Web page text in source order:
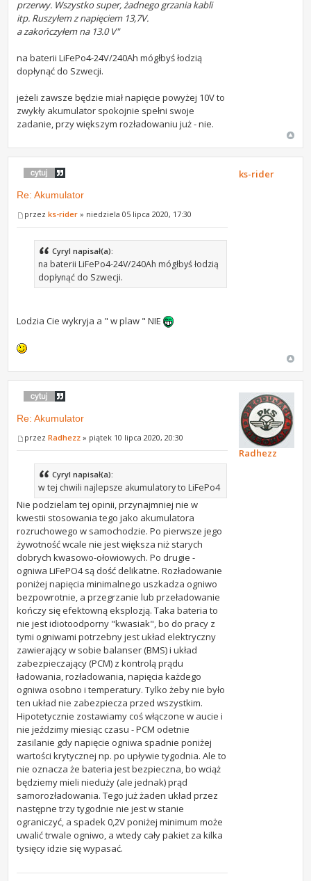
przerwy. Wszystko super, żadnego grzania kabli
itp. Ruszyłem z napięciem 13,7V.
a zakończyłem na 13.0 V"
na baterii LiFePo4-24V/240Ah mógłbyś łodzią
dopłynąć do Szwecji.
jeżeli zawsze będzie miał napięcie powyżej 10V to
zwykły akumulator spokojnie spełni swoje
zadanie, przy większym rozładowaniu już - nie.
Re: Akumulator
przezks-rider » niedziela 05 lipca 2020, 17:30
Cyryl napisał(a):
na baterii LiFePo4-24V/240Ah mógłbyś łodzią
dopłynąć do Szwecji.
Lodzia Cie wykryja a " w plaw " NIE
ks-rider
Re: Akumulator
przezRadhezz » piątek 10 lipca 2020, 20:30
Cyryl napisał(a):
w tej chwili najlepsze akumulatory to LiFePo4
Nie podzielam tej opinii, przynajmniej nie w
kwestii stosowania tego jako akumulatora
rozruchowego w samochodzie. Po pierwsze jego
żywotność wcale nie jest większa niż starych
dobrych kwasowo-ołowiowych. Po drugie -
ogniwa LiFePO4 są dość delikatne. Rozładowanie
poniżej napięcia minimalnego uszkadza ogniwo
bezpowrotnie, a przegrzanie lub przeładowanie
kończy się efektowną eksplozją. Taka bateria to
nie jest idiotoodporny "kwasiak", bo do pracy z
tymi ogniwami potrzebny jest układ elektryczny
zawierający w sobie balanser (BMS) i układ
zabezpieczający (PCM) z kontrolą prądu
ładowania, rozładowania, napięcia każdego
ogniwa osobno i temperatury. Tylko żeby nie było
ten układ nie zabezpiecza przed wszystkim.
Hipotetycznie zostawiamy coś włączone w aucie i
nie jeździmy miesiąc czasu - PCM odetnie
zasilanie gdy napięcie ogniwa spadnie poniżej
wartości krytycznej np. po upływie tygodnia. Ale to
nie oznacza że bateria jest bezpieczna, bo wciąż
będziemy mieli nieduży (ale jednak) prąd
samorozładowania. Tego już żaden układ przez
następne trzy tygodnie nie jest w stanie
ograniczyć, a spadek 0,2V poniżej minimum może
uwalić trwale ogniwo, a wtedy cały pakiet za kilka
tysięcy idzie się wypasać.
Radhezz